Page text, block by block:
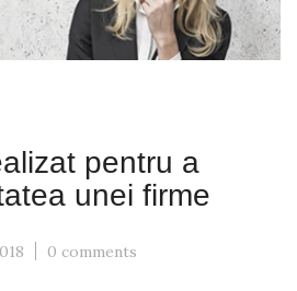
pentru a
unei firme
0 comments